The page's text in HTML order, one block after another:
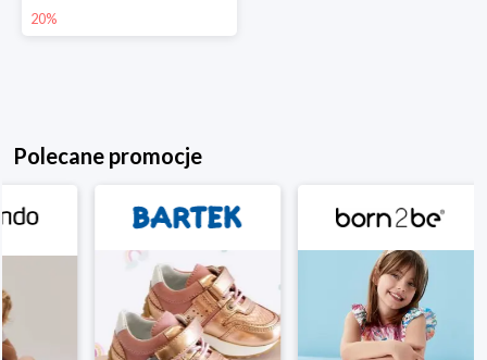
20%
Polecane promocje